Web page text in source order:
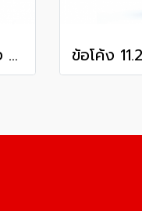
ข้อโค้ง 11.25° แหวนยาง ES1 SCG ขนาด 400 มม. (16 นิ้ว ) ชั้น 13.5